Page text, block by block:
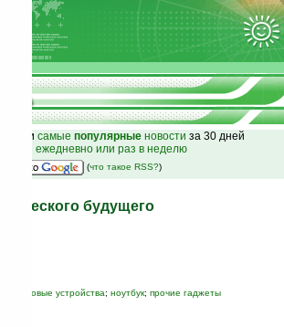
25
и самые популярные новости за 30 дней
email ежедневно или раз в неделю
(что такое RSS?)
будущего
новые устройства; ноутбук; прочие гаджеты